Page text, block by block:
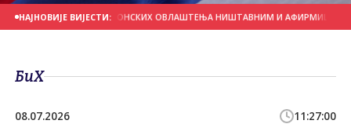
НАЈНОВИЈЕ ВИЈЕСТИ:
ПРОГЛАШЕЊЕ БОНСКИХ ОВЛАШТЕЊА НИШТАВНИМ И АФИРМИШУ ПРАВО
БиХ
08.07.2026 11:27:00